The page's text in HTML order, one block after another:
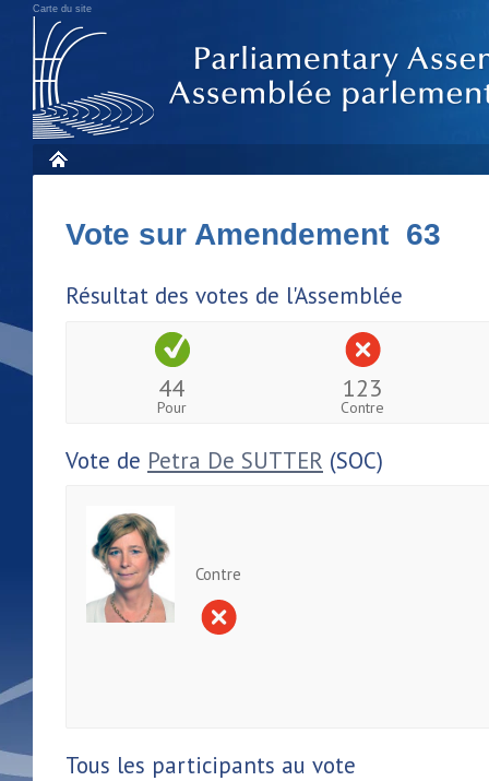
Carte du site
Vote sur Amendement 63
Résultat des votes de l'Assemblée
44
Pour
123
Contre
Vote de Petra De SUTTER (SOC)
Contre
Tous les participants au vote